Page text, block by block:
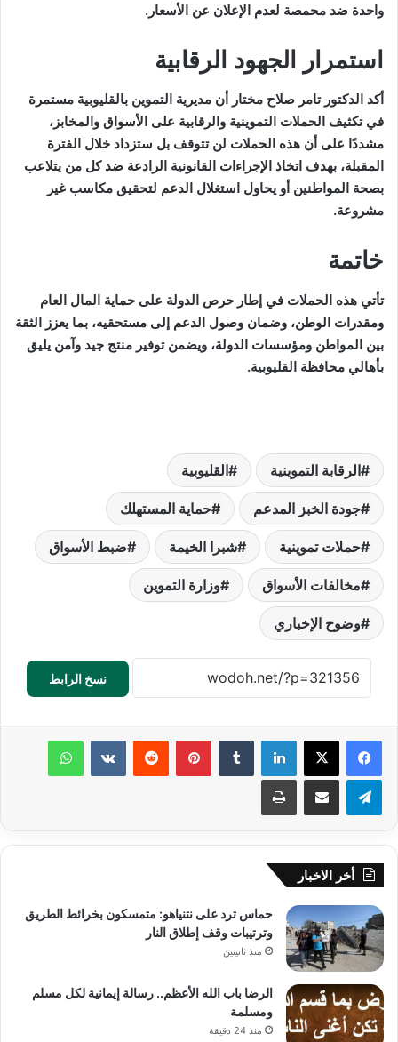
واحدة ضد محمصة لعدم الإعلان عن الأسعار.
استمرار الجهود الرقابية
أكد الدكتور تامر صلاح مختار أن مديرية التموين بالقليوبية مستمرة
في تكثيف الحملات التموينية والرقابية على الأسواق والمخابز،
مشددًا على أن هذه الحملات لن تتوقف بل ستزداد خلال الفترة
المقبلة، بهدف اتخاذ الإجراءات القانونية الرادعة ضد كل من يتلاعب
بصحة المواطنين أو يحاول استغلال الدعم لتحقيق مكاسب غير
مشروعة.
خاتمة
تأتي هذه الحملات في إطار حرص الدولة على حماية المال العام
ومقدرات الوطن، وضمان وصول الدعم إلى مستحقيه، بما يعزز الثقة
بين المواطن ومؤسسات الدولة، ويضمن توفير منتج جيد وآمن يليق
بأهالي محافظة القليوبية.
الرقابة التموينية القليوبية
جودة الخبز المدعم حماية المستهلك
حملات تموينية شبرا الخيمة ضبط الأسواق
مخالفات الأسواق وزارة التموين
وضوح الإخباري
نسخ الرابط
لينكدإن بينتيريست
أخر الاخبار
حماس ترد على نتنياهو: متمسكون بخرائط الطريق
وترتيبات وقف إطلاق النار
منذ ثانيتين
الرضا باب الله الأعظم.. رسالة إيمانية لكل مسلم
ومسلمة
منذ 24 دقيقة